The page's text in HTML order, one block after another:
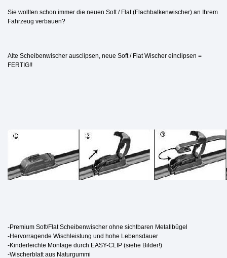
Sie wollten schon immer die neuen Soft / Flat (Flachbalkenwischer) an Ihrem
Fahrzeug verbauen?
Alte Scheibenwischer ausclipsen, neue Soft / Flat Wischer einclipsen =
FERTIG!!
-Premium Soft/Flat Scheibenwischer ohne sichtbaren Metallbügel
-Hervorragende Wischleistung und hohe Lebensdauer
-Kinderleichte Montage durch EASY-CLIP (siehe Bilder!)
-Wischerblatt aus Naturgummi